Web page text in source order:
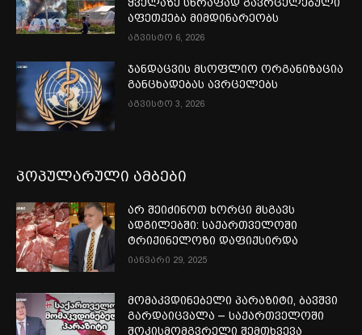
ყველაზე სწრაფად გავრცელებული
აფეთქება მიმდინარეობს
აგვისტო 6, 2026
ჯანდაცვის მსოფლიო ორგანიზაცია
განცხადებას ავრცელებს
აგვისტო 3, 2026
პოპულარული ამბები
არ შეიძინოთ ხორცი მსგავს
ადგილებში: საქართველოში
ტრიქინელოზი დაფიქსირდა
იანვარი 29, 2025
მომაკვდინებელი პარაზიტი, ბავშვი
გარდაიცვალა – საქართველოში
შოკისმომგვრელი შემთხვევა